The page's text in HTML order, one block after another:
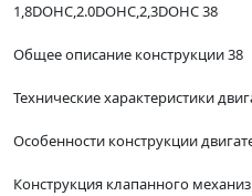
1,8DOHC,2.0DOHC,2,3DOHC 38
Общее описание конструкции 38
Технические характеристики
Особенности конструкции
Конструкция клапанного